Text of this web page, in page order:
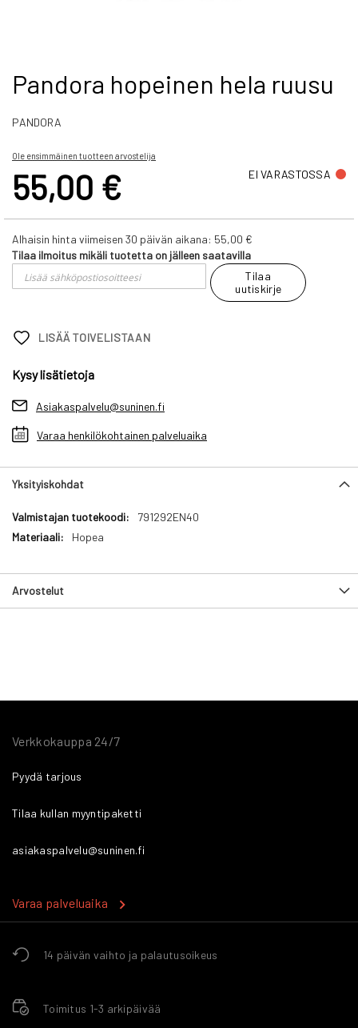
Skip
to
beginning
the
gallery
Pandora hopeinen hela ruusu
PANDORA
Ole ensimmäinen tuotteen arvostelija
55,00 € EI VARASTOSSA
Alhaisin hinta viimeisen 30 päivän aikana: 55,00 €
Tilaa ilmoitus mikäli tuotetta on jälleen saatavilla
Tilaa
uutiskirje
LISÄÄ TOIVELISTAAN
Kysy lisätietoja
Asiakaspalvelu@suninen.fi
Varaa henkilökohtainen palveluaika
Yksityiskohdat
Yksityiskohdat
791292EN40
Hopea
Arvostelut
14 päivän vaihto ja palautusoikeus
Toimitus 1-3 arkipäivää
Verkkokauppa 24/7
Pyydä tarjous
Tilaa kullan myyntipaketti
asiakaspalvelu@suninen.fi
Varaa palveluaika